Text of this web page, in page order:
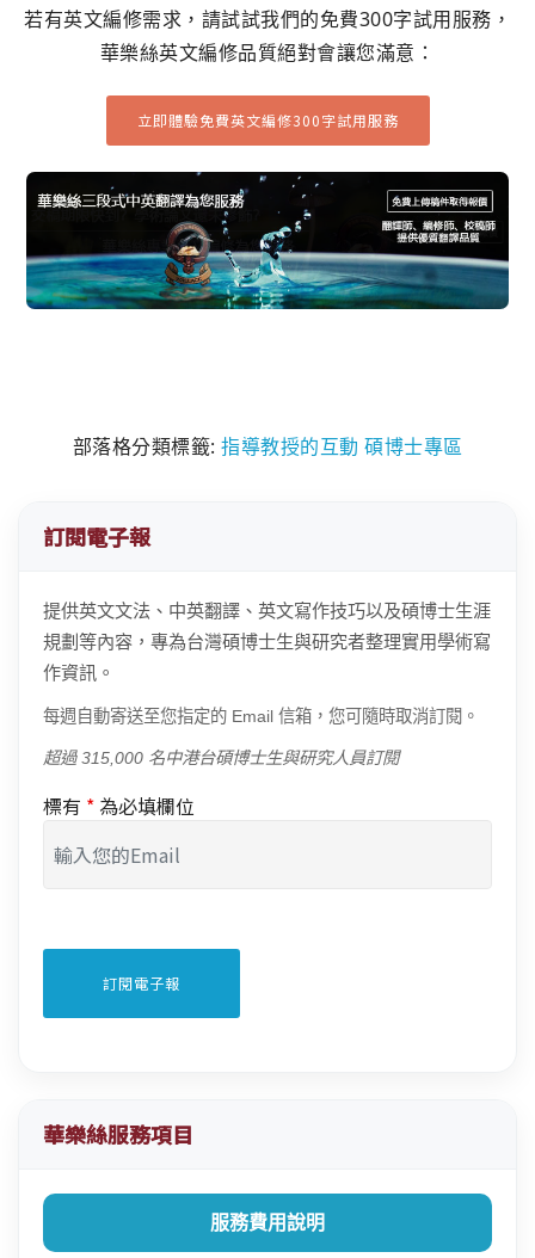
若有英文編修需求，請試試我們的免費300字試用服務，
華樂絲英文編修品質絕對會讓您滿意：
立即體驗免費英文編修300字試用服務
部落格分類標籤: 指導教授的互動 碩博士專區
訂閱電子報
提供英文文法、中英翻譯、英文寫作技巧以及碩博士生涯
規劃等內容，專為台灣碩博士生與研究者整理實用學術寫
作資訊。
每週自動寄送至您指定的 Email 信箱，您可隨時取消訂閱。
超過 315,000 名中港台碩博士生與研究人員訂閱
標有 * 為必填欄位
華樂絲服務項目
服務費用說明